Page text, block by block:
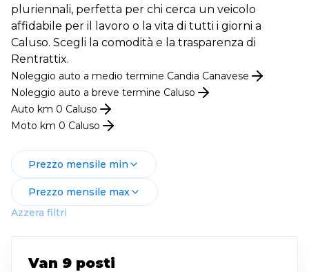
pluriennali, perfetta per chi cerca un veicolo
affidabile per il lavoro o la vita di tutti i giorni a
Caluso. Scegli la comodità e la trasparenza di
Rentrattix.
Noleggio auto a medio termine Candia Canavese
Noleggio auto a breve termine Caluso
Auto km 0 Caluso
Moto km 0 Caluso
Prezzo mensile min
Prezzo mensile max
Azzera filtri
Van 9 posti